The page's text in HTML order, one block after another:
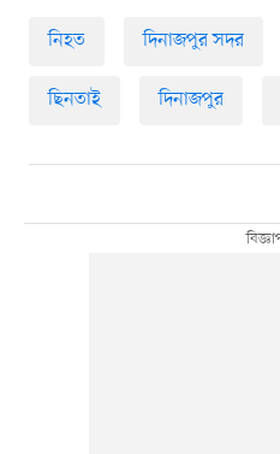
নিহত দিনাজপুর সদর
ছিনতাই দিনাজপুর